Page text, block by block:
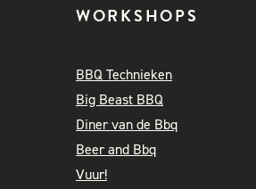
WORKSHOPS
BBQ Technieken
Big Beast BBQ
Diner van de Bbq
Beer and Bbq
Vuur!